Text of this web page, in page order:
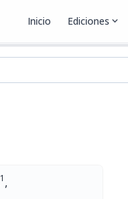
Inicio Ediciones expand_more
1 ,